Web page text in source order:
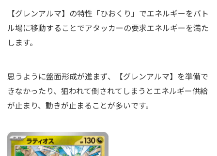
【グレンアルマ】の特性「ひおくり」でエネルギーをバト
ル場に移動することでアタッカーの要求エネルギーを満た
します。
思うように盤面形成が進まず、【グレンアルマ】を準備で
きなかったり、狙われて倒されてしまうとエネルギー供給
が止まり、動きが止まることが多いです。